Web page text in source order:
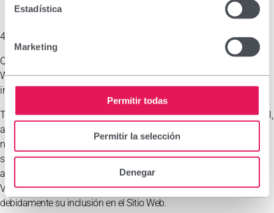
Estadística
Marketing
Permitir todas
Permitir la selección
Denegar
4.- Propiedad intelectual e industrial.
Quedan reservados todos los derechos de explotación. Este Sitio
Web se encuentra protegido por la legislación sobre propiedad
intelectual e industrial.
Todos los contenidos que se muestran en el Sitio Web y, en especial,
artículos, diseños, textos, gráficos, fotografías, logos, iconos,
nombres comerciales, marcas, dibujos industriales o cualquier otro
signo susceptible de utilización industrial y comercial están sujetos
a derechos de propiedad intelectual e industrial de LABORATORIOS
VIÑAS y/o de terceros titulares de los mismos que han autorizado
debidamente su inclusión en el Sitio Web.